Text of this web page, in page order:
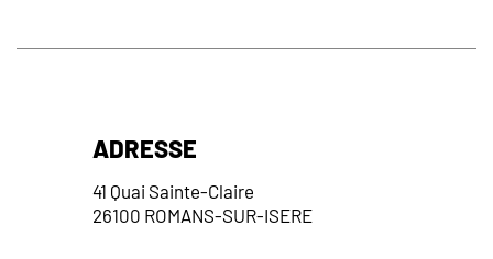
ADRESSE
41 Quai Sainte-Claire
26100 ROMANS-SUR-ISERE